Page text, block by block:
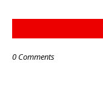
0 Comments